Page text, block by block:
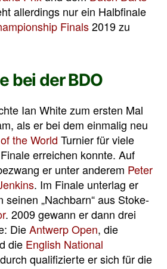
allerdings nur ein Halbfinale
Finals2019 zu
bei der BDO
Ian White zum ersten Mal
als er bei dem einmalig neu
the World Turnier für viele
erreichen konnte. Auf
er unter anderem Peter
. Im Finale unterlag er
„Nachbarn“ aus Stoke-
. 2009 gewann er dann drei
DieAntwerp Open, die
die English National
qualifizierte er sich für die